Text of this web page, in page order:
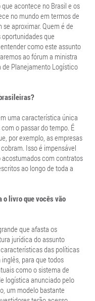
acontece no Brasil e os
no mundo em termos de
aproximar. Quem é de
que
como este assunto
ao fórum a ministra
de Planejamento Logístico
uma característica única
o passar do tempo. É
por exemplo, as empresas
Isso é impensável
acostumados com contratos
ao longo de toda a
o livro que vocês vão
que afasta os
jurídica do assunto
das políticas
para que todos
como o sistema de
logística anunciado pelo
um modelo bastante